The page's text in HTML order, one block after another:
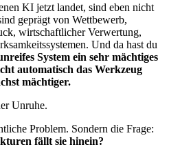
KI jetzt landet, sind eben nicht
geprägt von Wettbewerb,
wirtschaftlicher Verwertung,
Und da hast du
System ein sehr mächtiges
automatisch das Werkzeug
mächtiger.
Unruhe.
Problem. Sondern die Frage:
fällt sie hinein?